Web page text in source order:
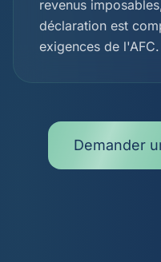
revenus
déclaration est
exigences de l'AFC.
Demander